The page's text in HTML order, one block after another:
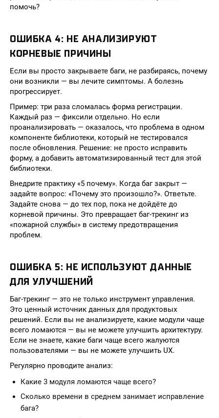
помочь?
ОШИБКА 4: НЕ АНАЛИЗИРУЮТ
КОРНЕВЫЕ ПРИЧИНЫ
Если вы просто закрываете баги, не разбираясь, почему
они возникли — вы лечите симптомы. А болезнь
прогрессирует.
Пример: три раза сломалась форма регистрации.
Каждый раз — фиксили отдельно. Но если
проанализировать — оказалось, что проблема в одном
компоненте библиотеки, который не тестировался
после обновления. Решение: не просто исправить
форму, а добавить автоматизированный тест для этой
библиотеки.
Внедрите практику «5 почему». Когда баг закрыт —
задайте вопрос: «Почему это произошло?». Ответьте.
Задайте снова — до тех пор, пока не дойдёте до
корневой причины. Это превращает баг-трекинг из
«пожарной службы» в систему предотвращения
проблем.
ОШИБКА 5: НЕ ИСПОЛЬЗУЮТ ДАННЫЕ
ДЛЯ УЛУЧШЕНИЙ
Баг-трекинг — это не только инструмент управления.
Это ценный источник данных для продуктовых
решений. Если вы не анализируете, какие модули чаще
всего ломаются — вы не можете улучшить архитектуру.
Если не знаете, какие баги чаще всего жалуются
пользователями — вы не можете улучшить UX.
Регулярно проводите анализ:
Какие 3 модуля ломаются чаще всего?
Сколько времени в среднем занимает исправление
бага?